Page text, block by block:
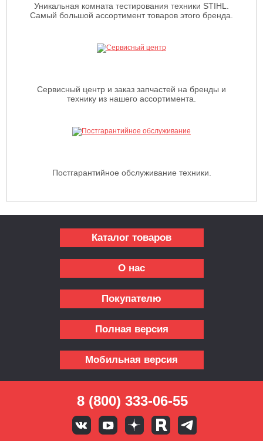
Уникальная комната тестирования техники STIHL.
Самый большой ассортимент товаров этого бренда.
Сервисный центр и заказ запчастей на бренды и
технику из нашего ассортимента.
Постгарантийное обслуживание техники.
Каталог товаров
О нас
Покупателю
Полная версия
Мобильная версия
8 (800) 333-06-55